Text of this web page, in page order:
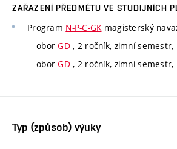
ZAŘAZENÍ PŘEDMĚTU VE STUDIJNÍCH
Program N-P-C-GKmagisterský
oborGD, 2 ročník, zimní semestr,
oborGD, 2 ročník, zimní semestr,
Typ (způsob) výuky